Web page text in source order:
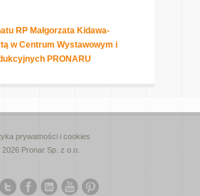
RP Małgorzata Kidawa-
w Centrum Wystawowym i
PRONARU
prywatności i cookies
2026 Pronar Sp. z o.o.